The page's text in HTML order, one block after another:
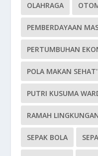
OLAHRAGA
PEMBERDAYAAN
PERTUMBUHAN
POLA MAKAN SEHAT'
PUTRI KUSUMA
RAMAH
SEPAK BOLA